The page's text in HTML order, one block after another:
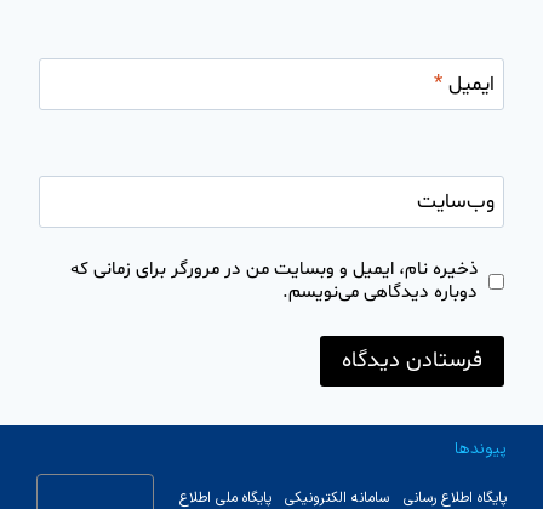
ایمیل*
وب‌سایت
ذخیره نام، ایمیل و وبسایت من در مرورگر برای زمانی که
دوباره دیدگاهی می‌نویسم.
پیوندها
پایگاه اطلاع رسانی سامانه الکترونیکی پایگاه ملی اطلاع